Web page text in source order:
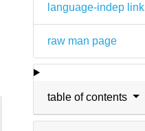
language-indep link
raw man page
table of contents